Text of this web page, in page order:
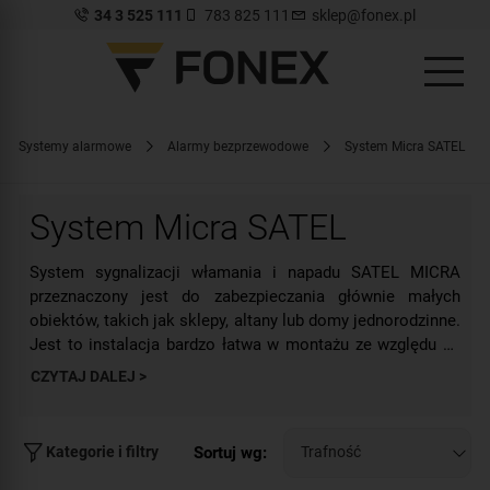
34 3 525 111 783 825 111 sklep@fonex.pl
Systemy alarmowe Alarmy bezprzewodowe System Micra SATEL
System Micra SATEL
System sygnalizacji włamania i napadu SATEL MICRA
przeznaczony jest do zabezpieczania głównie małych
obiektów, takich jak sklepy, altany lub domy jednorodzinne.
Jest to instalacja bardzo łatwa w montażu ze względu na
zastosowanie technologii komunikacji bezprzewodowej.
ustawieniami za pomocą pilotów i/lub telefonu
komórkowego. Wystarczy zainstalować w nim
System alarmowy MICRA firmy SATEL umożliwia także
funkcjonalność tego rozwiązania, a dzięki zastosowaniu
CZYTAJ DALEJ >
Kategorie i filtry Sortuj wg: